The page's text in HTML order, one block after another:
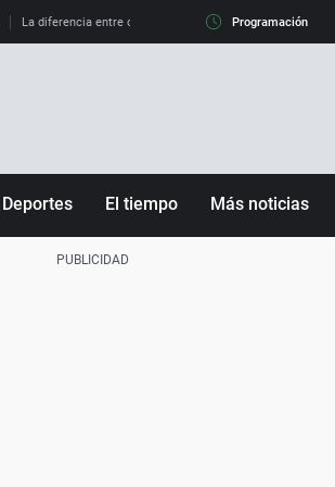
La diferencia entre observar el eclipse al 99% y al 100%
Programación
Deportes El tiempo Más noticias